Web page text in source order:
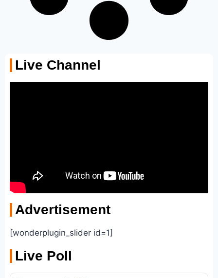
Live Channel
Advertisement
[wonderplugin_slider id=1]
Live Poll